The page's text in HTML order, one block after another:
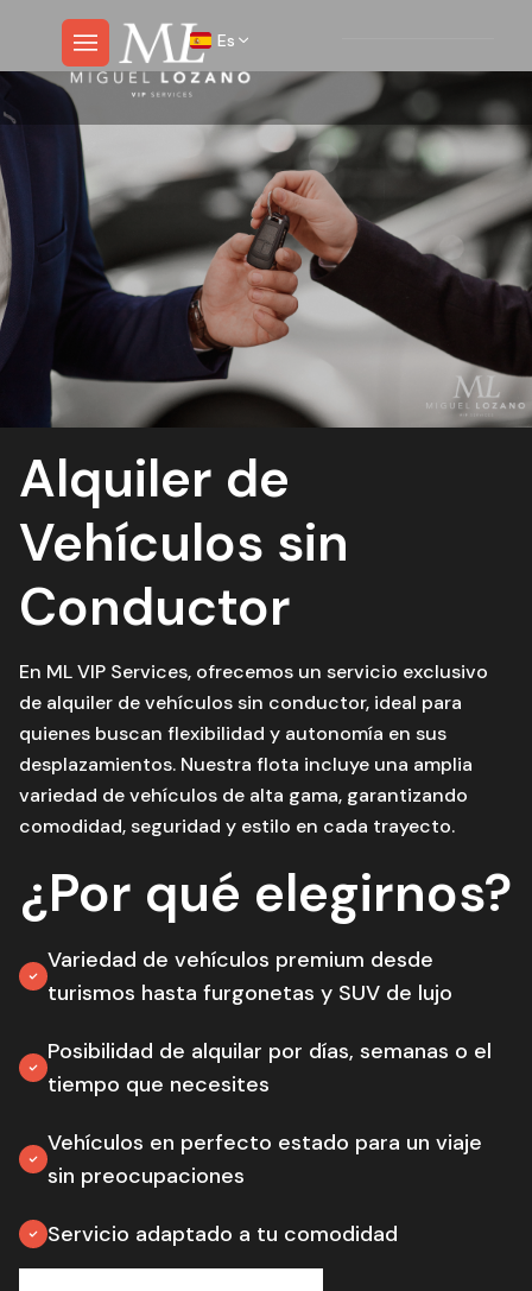
Es
Alquiler de
Vehículos sin
Conductor
En ML VIP Services, ofrecemos un servicio exclusivo
de alquiler de vehículos sin conductor, ideal para
quienes buscan flexibilidad y autonomía en sus
desplazamientos. Nuestra flota incluye una amplia
variedad de vehículos de alta gama, garantizando
comodidad, seguridad y estilo en cada trayecto.
¿Por qué elegirnos?
Variedad de vehículos premium desde
turismos hasta furgonetas y SUV de lujo
Posibilidad de alquilar por días, semanas o el
tiempo que necesites
Vehículos en perfecto estado para un viaje
sin preocupaciones
Servicio adaptado a tu comodidad